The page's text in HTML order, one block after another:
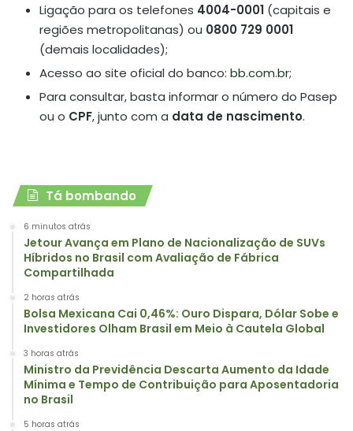
Ligação para os telefones 4004-0001 (capitais e
regiões metropolitanas) ou 0800 729 0001
(demais localidades);
Acesso ao site oficial do banco: bb.com.br;
Para consultar, basta informar o número do Pasep
ou o CPF, junto com a data de nascimento.
Tá bombando
6 minutos atrás
Jetour Avança em Plano de Nacionalização de SUVs
Híbridos no Brasil com Avaliação de Fábrica
Compartilhada
2 horas atrás
Bolsa Mexicana Cai 0,46%: Ouro Dispara, Dólar Sobe e
Investidores Olham Brasil em Meio à Cautela Global
3 horas atrás
Ministro da Previdência Descarta Aumento da Idade
Mínima e Tempo de Contribuição para Aposentadoria
no Brasil
5 horas atrás